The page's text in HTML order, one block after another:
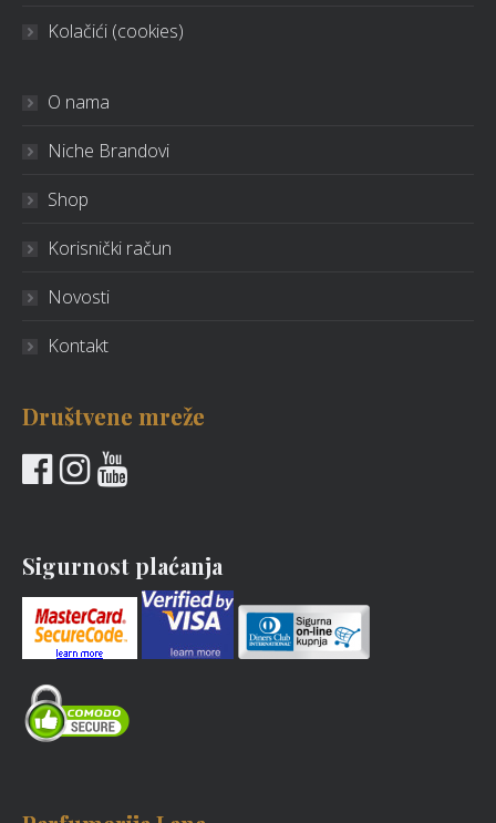
Kolačići (cookies)
O nama
Niche Brandovi
Shop
Korisnički račun
Novosti
Kontakt
Društvene mreže
Sigurnost plaćanja